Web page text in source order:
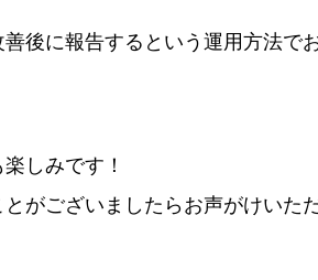
後に報告するという運用方法で
しみです！
がございましたらお声がけいた